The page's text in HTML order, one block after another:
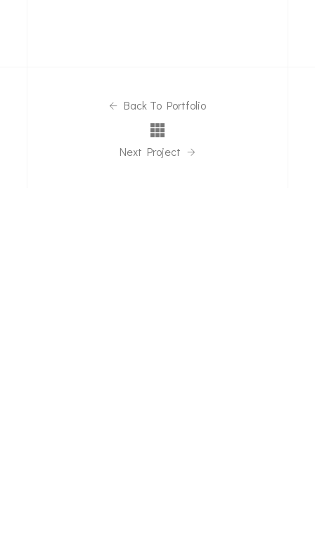
Back To Portfolio
Next Project